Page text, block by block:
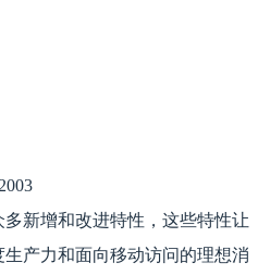
新增和改进特性，这些特性让
生产力和面向移动访问的理想消